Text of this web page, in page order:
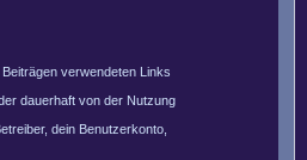
verwendeten Links
dauerhaft von der Nutzung
dein Benutzerkonto,